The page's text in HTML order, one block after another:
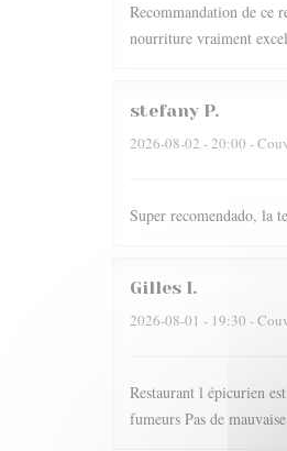
Recommandation de ce
nourriture vraiment
stefany P
2026-08-02 - 20:00 -
Super recomendado, la
Gilles I
2026-08-01 - 19:30 -
Restaurant l épicurien
fumeurs Pas de